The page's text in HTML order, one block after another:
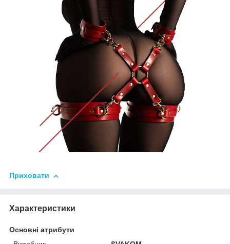
Приховати
Характеристики
Основні атрибути